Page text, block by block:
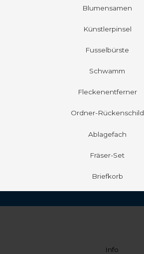
Blumensamen
Künstlerpinsel
Fusselbürste
Schwamm
Fleckenentferner
Ordner-Rückenschild
Ablagefach
Fräser-Set
Briefkorb
Info